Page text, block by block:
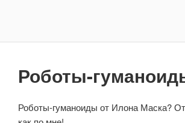
Роботы-
Роботы-гуманоиды от Илона Маска?